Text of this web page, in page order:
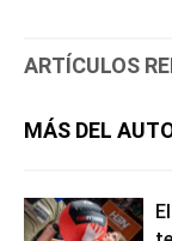
ARTÍCULOS
MÁS DEL